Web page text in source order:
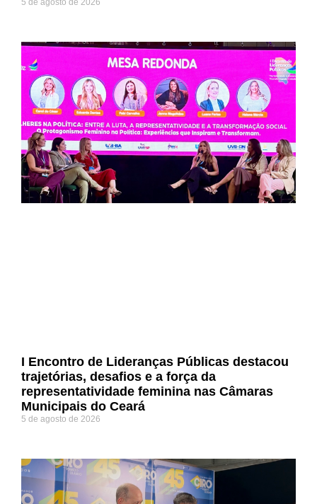
5 de agosto de 2026
I Encontro de Lideranças Públicas destacou
trajetórias, desafios e a força da
representatividade feminina nas Câmaras
Municipais do Ceará
5 de agosto de 2026